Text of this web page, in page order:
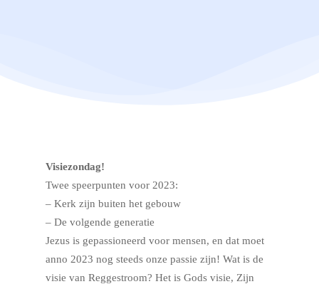
Visiezondag!
Twee speerpunten voor 2023:
– Kerk zijn buiten het gebouw
– De volgende generatie
Jezus is gepassioneerd voor mensen, en dat moet
anno 2023 nog steeds onze passie zijn! Wat is de
visie van Reggestroom? Het is Gods visie, Zijn